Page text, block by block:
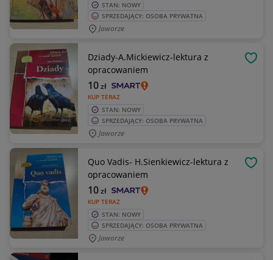
STAN: NOWY
SPRZEDAJĄCY: OSOBA PRYWATNA
Jaworze
Dziady-A.Mickiewicz-lektura z
opracowaniem
KUP TERAZ
10zł
STAN: NOWY
SPRZEDAJĄCY: OSOBA PRYWATNA
Jaworze
Quo Vadis- H.Sienkiewicz-lektura z
opracowaniem
KUP TERAZ
10zł
STAN: NOWY
SPRZEDAJĄCY: OSOBA PRYWATNA
Jaworze